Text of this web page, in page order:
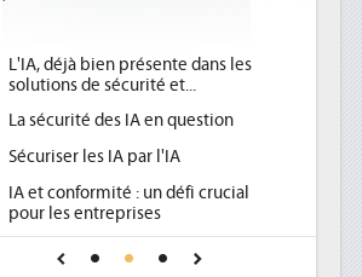
Qu'est-ce que la DEE (directive
d'efficacité énergétique) ?
DEE, une pression administrative
place pour répondre à...
Phocea DC dans les cordes pour la